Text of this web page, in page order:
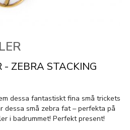
ZEBRA STACKING
dessa fantastiskt fina små trickets
dessa små zebra fat – perfekta på
i badrummet! Perfekt present!